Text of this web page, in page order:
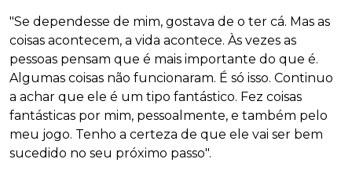
"Se dependesse de mim, gostava de o ter cá. Mas as
coisas acontecem, a vida acontece. Às vezes as
pessoas pensam que é mais importante do que é.
Algumas coisas não funcionaram. É só isso. Continuo
a achar que ele é um tipo fantástico. Fez coisas
fantásticas por mim, pessoalmente, e também pelo
meu jogo. Tenho a certeza de que ele vai ser bem
sucedido no seu próximo passo".